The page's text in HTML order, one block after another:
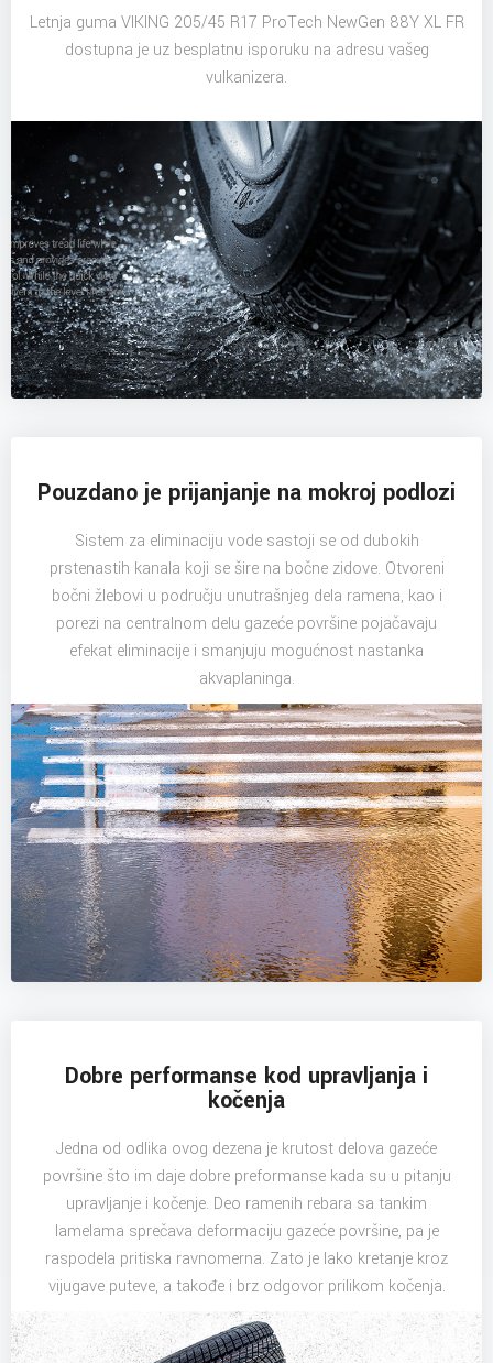
Letnja guma VIKING 205/45 R17 ProTech NewGen 88Y XL FR
dostupna je uz besplatnu isporuku na adresu vašeg
vulkanizera.
Pouzdano je prijanjanje na mokroj podlozi
Sistem za eliminaciju vode sastoji se od dubokih
prstenastih kanala koji se šire na bočne zidove. Otvoreni
bočni žlebovi u području unutrašnjeg dela ramena, kao i
porezi na centralnom delu gazeće površine pojačavaju
efekat eliminacije i smanjuju mogućnost nastanka
akvaplaninga.
Dobre performanse kod upravljanja i
kočenja
Jedna od odlika ovog dezena je krutost delova gazeće
površine što im daje dobre preformanse kada su u pitanju
upravljanje i kočenje. Deo ramenih rebara sa tankim
lamelama sprečava deformaciju gazeće površine, pa je
raspodela pritiska ravnomerna. Zato je lako kretanje kroz
vijugave puteve, a takođe i brz odgovor prilikom kočenja.